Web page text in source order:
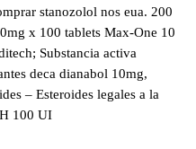
stanozolol nos eua. 200
x 100 tablets Max-One 10
Substancia activa
deca dianabol 10mg,
– Esteroides legales a la
100 UI